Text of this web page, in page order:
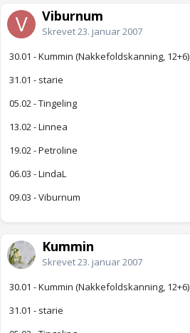
Viburnum
Skrevet23. januar 2007
30.01 - Kummin (Nakkefoldskanning, 12+6)
31.01 - starie
05.02 - Tingeling
13.02 - Linnea
19.02 - Petroline
06.03 - LindaL
09.03 - Viburnum
Kummin
Skrevet23. januar 2007
30.01 - Kummin (Nakkefoldskanning, 12+6)
31.01 - starie